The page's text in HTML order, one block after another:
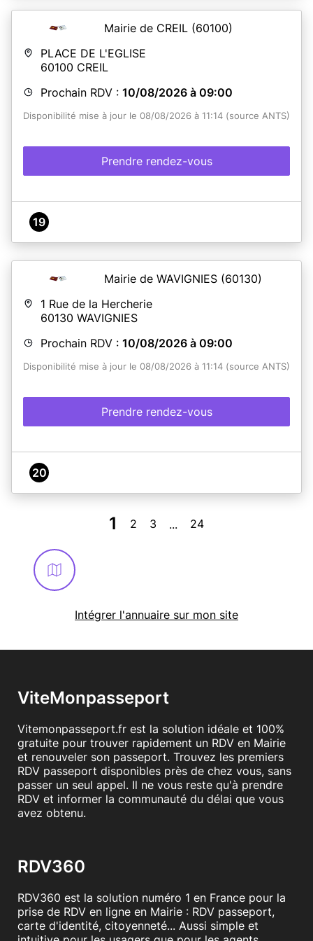
Mairie de CREIL (60100)
PLACE DE L'EGLISE
60100 CREIL
Prochain RDV : 10/08/2026 à 09:00
Disponibilité mise à jour le 08/08/2026 à 11:14 (source ANTS)
Prendre rendez-vous
19
Mairie de WAVIGNIES (60130)
1 Rue de la Hercherie
60130 WAVIGNIES
Prochain RDV : 10/08/2026 à 09:00
Disponibilité mise à jour le 08/08/2026 à 11:14 (source ANTS)
Prendre rendez-vous
20
1 2 3 ... 24
Intégrer l'annuaire sur mon site
ViteMonpasseport
Vitemonpasseport.fr est la solution idéale et 100%
gratuite pour trouver rapidement un RDV en Mairie
et renouveler son passeport. Trouvez les premiers
RDV passeport disponibles près de chez vous, sans
passer un seul appel. Il ne vous reste qu'à prendre
RDV et informer la communauté du délai que vous
avez obtenu.
RDV360
RDV360 est la solution numéro 1 en France pour la
prise de RDV en ligne en Mairie : RDV passeport,
carte d'identité, citoyenneté... Aussi simple et